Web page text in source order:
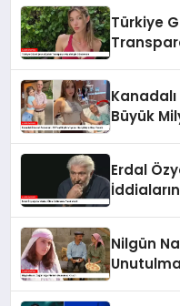
Türkiye
Büyük
Erdal
Nilgün